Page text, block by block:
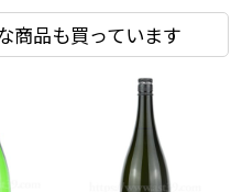
商品も買っています